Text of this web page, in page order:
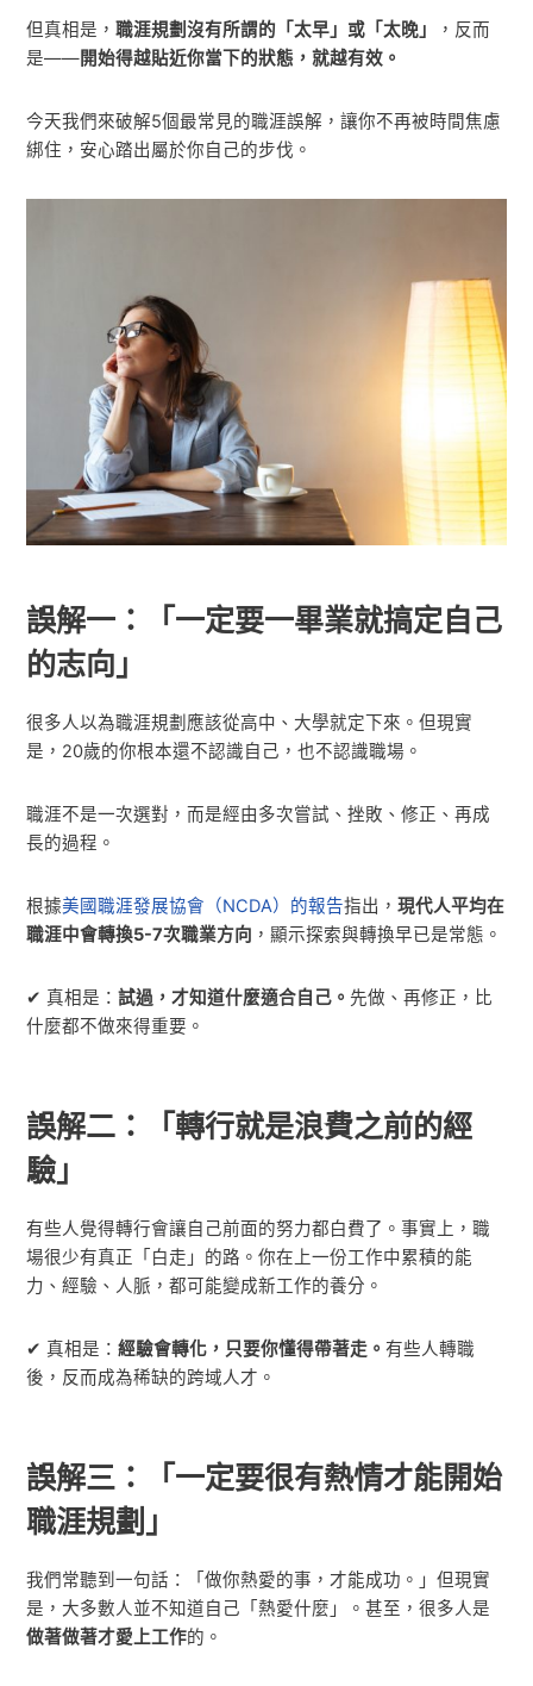
但真相是，職涯規劃沒有所謂的「太早」或「太晚」
，反而
是——開始得越貼近你當下的狀態，就越有效。
今天我們來破解5個最常見的職涯誤解，讓你不再被時間焦慮
綁住，安心踏出屬於你自己的步伐。
誤解一：「一定要一畢業就搞定自己
的志向」
很多人以為職涯規劃應該從高中、大學就定下來。但現實
是，20歲的你根本還不認識自己，也不認識職場。
職涯不是一次選對，而是經由多次嘗試、挫敗、修正、再成
長的過程。
根據美國職涯發展協會（NCDA）的報告指出，現代人平均在
職涯中會轉換5-7次職業方向 ，顯示探索與轉換早已是常態。
✔ 真相是：試過，才知道什麼適合自己。先做、再修正，比
什麼都不做來得重要。
誤解二：「轉行就是浪費之前的經
驗」
有些人覺得轉行會讓自己前面的努力都白費了。事實上，職
場很少有真正「白走」的路。你在上一份工作中累積的能
力、經驗、人脈，都可能變成新工作的養分。
✔ 真相是：經驗會轉化，只要你懂得帶著走。有些人轉職
後，反而成為稀缺的跨域人才。
誤解三：「一定要很有熱情才能開始
職涯規劃」
我們常聽到一句話：「做你熱愛的事，才能成功。」但現實
是，大多數人並不知道自己「熱愛什麼」。甚至，很多人是
做著做著才愛上工作的。